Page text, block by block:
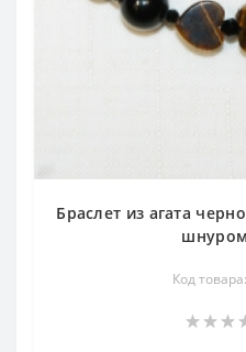
Браслет из агата
Код